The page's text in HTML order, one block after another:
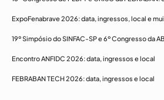
ExpoFenabrave 2026: data, ingressos, local e
19º Simpósio do SINFAC-SP e 6º Congresso da
Encontro ANFIDC 2026: data, ingressos e local
FEBRABAN TECH 2026: data, ingressos e local